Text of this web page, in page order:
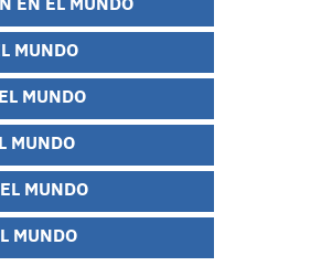
MUNDO
MUNDO
MUNDO
MUNDO
MUNDO